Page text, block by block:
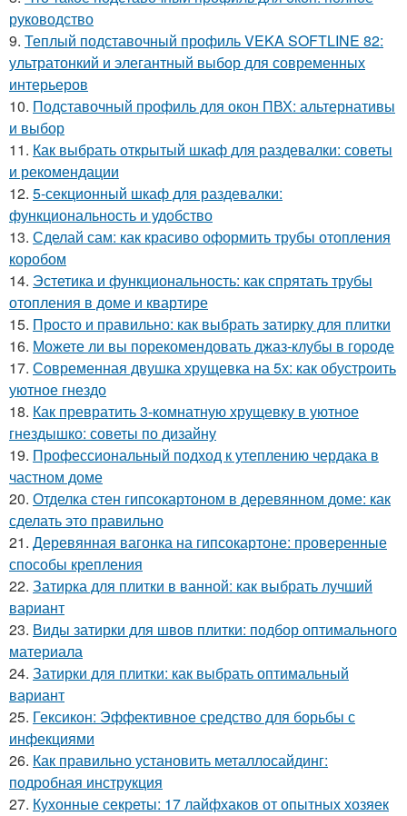
руководство
9. Теплый подставочный профиль VEKA SOFTLINE 82:
ультратонкий и элегантный выбор для современных
интерьеров
10. Подставочный профиль для окон ПВХ: альтернативы
и выбор
11. Как выбрать открытый шкаф для раздевалки: советы
и рекомендации
12. 5-секционный шкаф для раздевалки:
функциональность и удобство
13. Сделай сам: как красиво оформить трубы отопления
коробом
14. Эстетика и функциональность: как спрятать трубы
отопления в доме и квартире
15. Просто и правильно: как выбрать затирку для плитки
16. Можете ли вы порекомендовать джаз-клубы в городе
17. Современная двушка хрущевка на 5х: как обустроить
уютное гнездо
18. Как превратить 3-комнатную хрущевку в уютное
гнездышко: советы по дизайну
19. Профессиональный подход к утеплению чердака в
частном доме
20. Отделка стен гипсокартоном в деревянном доме: как
сделать это правильно
21. Деревянная вагонка на гипсокартоне: проверенные
способы крепления
22. Затирка для плитки в ванной: как выбрать лучший
вариант
23. Виды затирки для швов плитки: подбор оптимального
материала
24. Затирки для плитки: как выбрать оптимальный
вариант
25. Гексикон: Эффективное средство для борьбы с
инфекциями
26. Как правильно установить металлосайдинг:
подробная инструкция
27. Кухонные секреты: 17 лайфхаков от опытных хозяек